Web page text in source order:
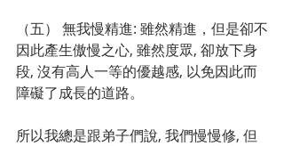
（五） 無我慢精進: 雖然精進，但是卻不
因此產生傲慢之心, 雖然度眾, 卻放下身
段, 沒有高人一等的優越感, 以免因此而
障礙了成長的道路。
所以我總是跟弟子們說, 我們慢慢修, 但